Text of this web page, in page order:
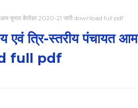
आम चुनाव कैलेंडर 2020-21 जारी download full pdf
एवं त्रि-स्तरीय पंचायत आम
full pdf